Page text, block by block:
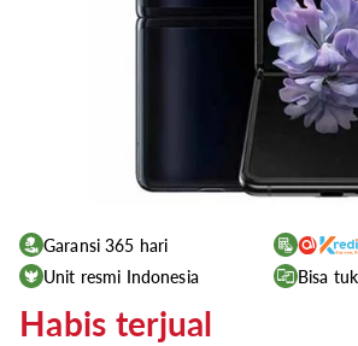
Garansi 365 hari
Unit resmi Indonesia
Bisa
Habis terjual